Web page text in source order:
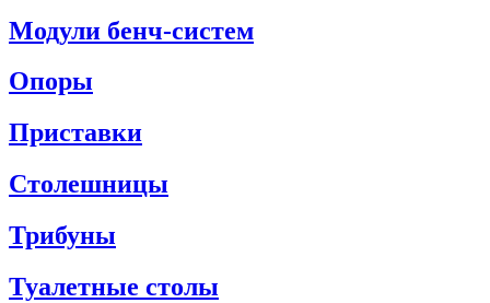
Модули бенч-систем
Опоры
Приставки
Столешницы
Трибуны
Туалетные столы